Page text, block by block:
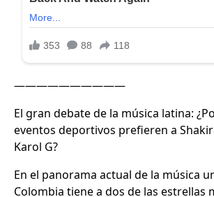
——————————
El gran debate de la música latina:
eventos deportivos prefieren a
Karol G?
En el panorama actual de la música
Colombia tiene a dos de las estrellas